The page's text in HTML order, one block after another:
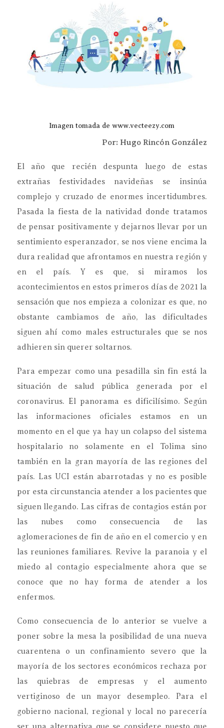
Imagen tomada de www.vecteezy.com
Por: Hugo Rincón González
El año que recién despunta luego de estas
extrañas festividades navideñas se insinúa
complejo y cruzado de enormes incertidumbres.
Pasada la fiesta de la natividad donde tratamos
de pensar positivamente y dejarnos llevar por un
sentimiento esperanzador, se nos viene encima la
dura realidad que afrontamos en nuestra región y
en el país. Y es que, si miramos los
acontecimientos en estos primeros días de 2021 la
sensación que nos empieza a colonizar es que, no
obstante cambiamos de año, las dificultades
siguen ahí como males estructurales que se nos
adhieren sin querer soltarnos.
Para empezar como una pesadilla sin fin está la
situación de salud pública generada por el
coronavirus. El panorama es dificilísimo. Según
las informaciones oficiales estamos en un
momento en el que ya hay un colapso del sistema
hospitalario no solamente en el Tolima sino
también en la gran mayoría de las regiones del
país. Las UCI están abarrotadas y no es posible
por esta circunstancia atender a los pacientes que
siguen llegando. Las cifras de contagios están por
las nubes como consecuencia de las
aglomeraciones de fin de año en el comercio y en
las reuniones familiares. Revive la paranoia y el
miedo al contagio especialmente ahora que se
conoce que no hay forma de atender a los
enfermos.
Como consecuencia de lo anterior se vuelve a
poner sobre la mesa la posibilidad de una nueva
cuarentena o un confinamiento severo que la
mayoría de los sectores económicos rechaza por
las quiebras de empresas y el aumento
vertiginoso de un mayor desempleo. Para el
gobierno nacional, regional y local no parecería